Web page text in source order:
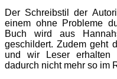
Der Schreibstil der
einem ohne Probleme
Buch wird aus
geschildert. Zudem geht
und wir Leser erhalten
dadurch nicht mehr so im